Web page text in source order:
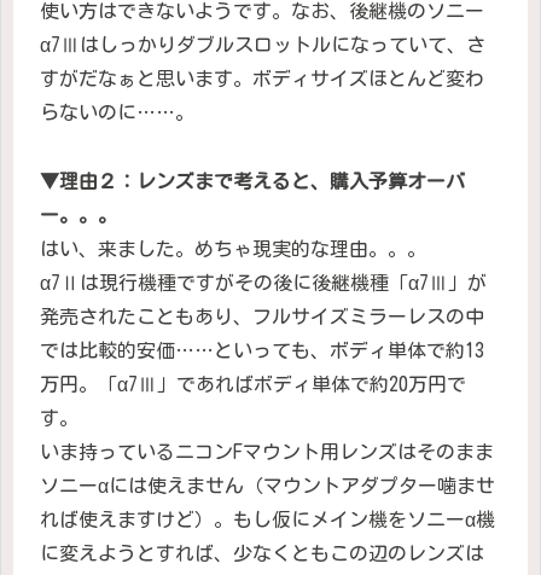
使い方はできないようです。なお、後継機のソニー
α7Ⅲはしっかりダブルスロットルになっていて、さ
すがだなぁと思います。ボディサイズほとんど変わ
らないのに……。
▼理由２：レンズまで考えると、購入予算オーバ
ー。。。
はい、来ました。めちゃ現実的な理由。。。
α7Ⅱは現行機種ですがその後に後継機種「α7Ⅲ」が
発売されたこともあり、フルサイズミラーレスの中
では比較的安価……といっても、ボディ単体で約13
万円。「α7Ⅲ」であればボディ単体で約20万円で
す。
いま持っているニコンFマウント用レンズはそのまま
ソニーαには使えません（マウントアダプター噛ませ
れば使えますけど）。もし仮にメイン機をソニーα機
に変えようとすれば、少なくともこの辺のレンズは